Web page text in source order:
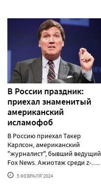
В России праздник:
приехал знаменитый
американский
исламофоб
В Россию приехал Такер
Карлсон, американский
"журналист", бывший ведущий
Fox News. Ажиотаж среди z-......
5 ФЕВРАЛЯ'2024